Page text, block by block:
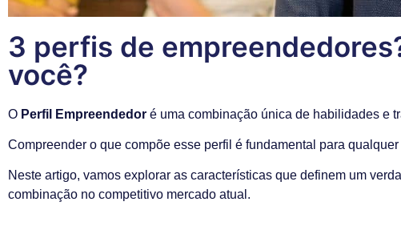
3 perfis de
você?
O Perfil Empreendedor é uma combinação única de habilidades e
Compreender o que compõe esse perfil é fundamental para
Neste artigo, vamos explorar as características que definem um
combinação no competitivo mercado atual.